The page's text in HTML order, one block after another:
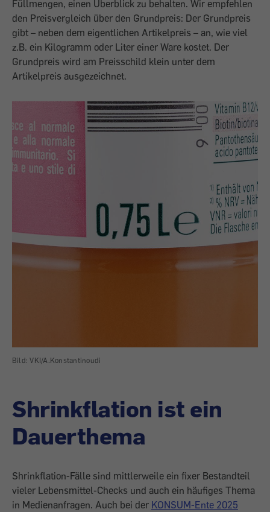
Füllmengen, einen Überblick zu behalten. Wir empfehlen
den Preisvergleich über den Grundpreis: Der Grundpreis
gibt – neben dem eigentlichen Artikelpreis – an, wie viel
z.B. ein Kilogramm oder Liter einer Ware kostet. Der
Grundpreis wird am Preisschild klein unter dem
Artikelpreis ausgezeichnet.
Bild: VKI/A.Konstantinoudi
Shrinkflation ist ein
Dauerthema
Shrinkflation-Fälle sind mittlerweile ein fixer Bestandteil
vieler Lebensmittel-Checks und auch ein häufiges Thema
in Medienanfragen. Auch bei der KONSUM-Ente 2025